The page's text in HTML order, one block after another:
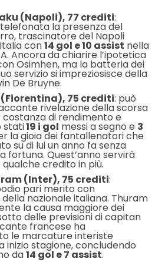
(Napoli), 77 crediti:
la presenza del
trascinatore del Napoli
con14 gol e 10 assist nella
Ancora da chiarire l’ipotetica
Osimhen, ma la batteria dei
servizio si impreziosisce della
De Bruyne.
(Fiorentina), 75 crediti: può
rivelazione della scorsa
di rendimento e
stati19 i gol messi a segno e 3
la gioia dei fantallenatori che
su di lui un anno fa senza
fortuna. Quest’anno servirà
credito in più.
(Inter), 75 crediti:
pari merito con
nazionale italiana. Thuram
la causa maggiore dei
delle previsioni di capitan
francese ha
le marcature interiste
stagione, concludendo
da14 gol e 7 assist.